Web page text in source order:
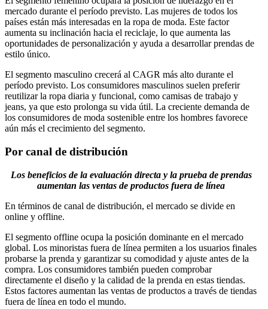
mercado durante el período previsto. Las mujeres de todos los
países están más interesadas en la ropa de moda. Este factor
aumenta su inclinación hacia el reciclaje, lo que aumenta las
oportunidades de personalización y ayuda a desarrollar prendas de
estilo único.
El segmento masculino crecerá al CAGR más alto durante el
período previsto. Los consumidores masculinos suelen preferir
reutilizar la ropa diaria y funcional, como camisas de trabajo y
jeans, ya que esto prolonga su vida útil. La creciente demanda de
los consumidores de moda sostenible entre los hombres favorece
aún más el crecimiento del segmento.
Por canal de distribución
Los beneficios de la evaluación directa y la prueba de prendas
aumentan las ventas de productos fuera de línea
En términos de canal de distribución, el mercado se divide en
online y offline.
El segmento offline ocupa la posición dominante en el mercado
global. Los minoristas fuera de línea permiten a los usuarios finales
probarse la prenda y garantizar su comodidad y ajuste antes de la
compra. Los consumidores también pueden comprobar
directamente el diseño y la calidad de la prenda en estas tiendas.
Estos factores aumentan las ventas de productos a través de tiendas
fuera de línea en todo el mundo.